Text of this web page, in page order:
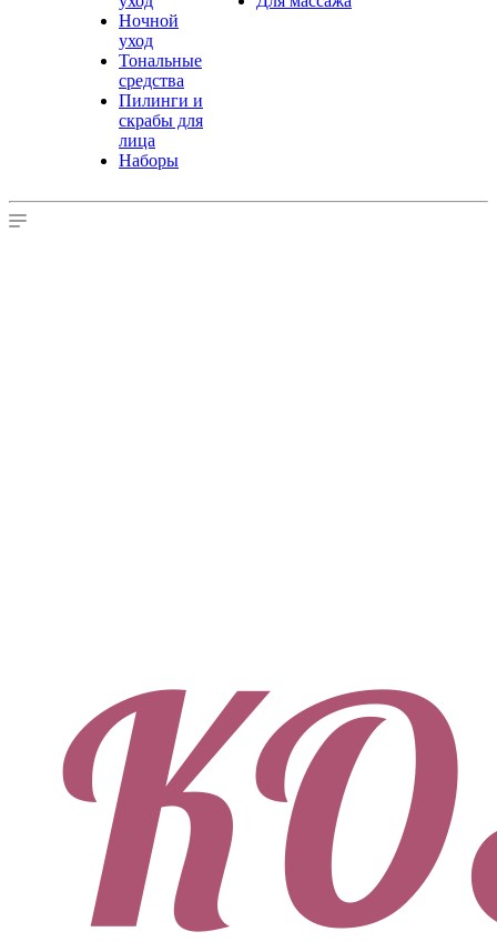
Ночной
уход
Тональные
средства
Пилинги и
скрабы для
лица
Наборы